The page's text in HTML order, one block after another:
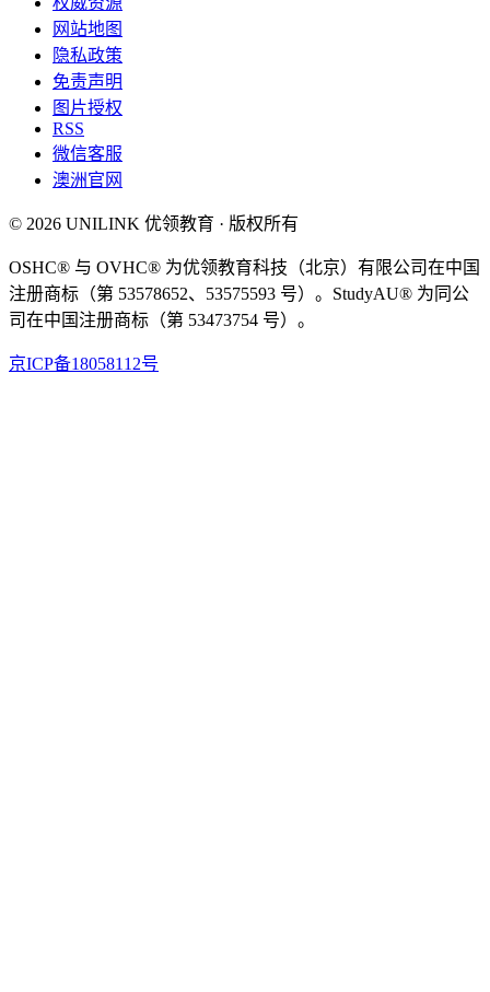
网站地图
隐私政策
免责声明
图片授权
RSS
微信客服
澳洲官网
© 2026 UNILINK 优领教育 · 版权所有
OSHC® 与 OVHC® 为优领教育科技（北京）有限公司在中国
注册商标（第 53578652、53575593 号）。StudyAU® 为同公
司在中国注册商标（第 53473754 号）。
京ICP备18058112号